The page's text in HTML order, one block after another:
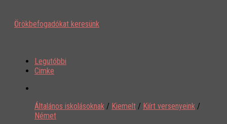
Örökbefogadókat keresünk
Legutóbbi
Cimke
Általános iskolásoknak / Kiemelt / Kiírt versenyeink /
Német